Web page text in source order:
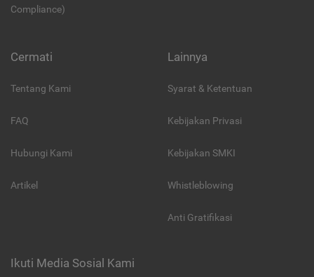
Compliance)
Cermati
Tentang Kami
FAQ
Hubungi Kami
Artikel
Lainnya
Syarat & Ketentuan
Kebijakan Privasi
Kebijakan SMKI
Whistleblowing
Anti Gratifikasi
Ikuti Media Sosial Kami